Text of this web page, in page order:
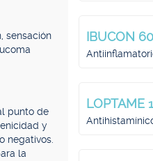
sensación
punto de
y
negativos.
la
IBUCON
LOPTAME